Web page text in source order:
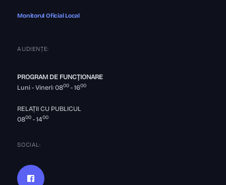
Monitorul Oficial Local
AUDIENȚE:
PROGRAM DE FUNCȚIONARE
Luni - Vineri: 0800 - 1600
RELAȚII CU PUBLICUL
0800 - 1400
SOCIAL: